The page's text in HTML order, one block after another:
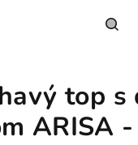
top s
ARISA